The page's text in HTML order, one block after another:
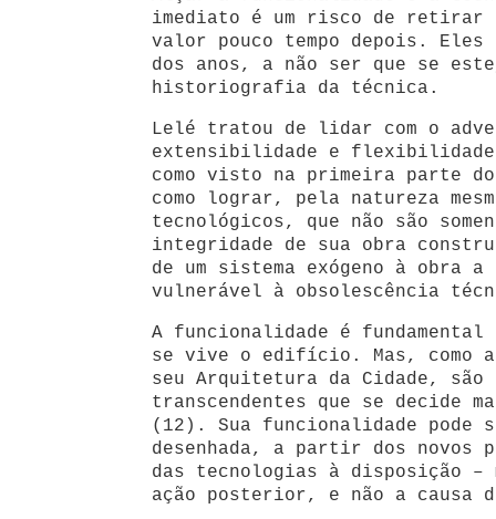
imediato é um risco de retirar
valor pouco tempo depois. Eles
dos anos, a não ser que se
historiografia da técnica.
Lelé tratou de lidar com o
extensibilidade e
como visto na primeira parte
como lograr, pela natureza
tecnológicos, que não são
integridade de sua obra
de um sistema exógeno à obra a
vulnerável à obsolescência
A funcionalidade é fundamental
se vive o edifício. Mas, como
seu Arquitetura da Cidade, são
transcendentes que se decide
(12). Sua funcionalidade pode
desenhada, a partir dos novos
das tecnologias à disposição –
ação posterior, e não a causa